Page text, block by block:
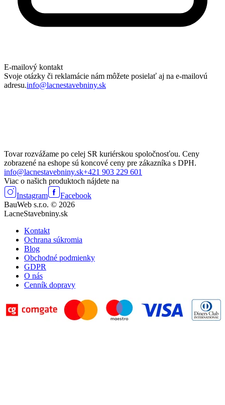
E-mailový kontakt
Svoje otázky či reklamácie nám môžete posielať aj na e-mailovú
adresu.info@lacnestavebniny.sk
Tovar rozvážame po celej SR kuriérskou spoločnosťou. Ceny
zobrazené na eshope sú koncové ceny pre zákazníka s DPH.
info@lacnestavebniny.sk+421 903 229 601
Viac o našich produktoch nájdete na
Instagram
Facebook
BauWeb s.r.o. © 2026
LacneStavebniny.sk
Kontakt
Ochrana súkromia
Blog
Obchodné podmienky
GDPR
O nás
Cenník dopravy